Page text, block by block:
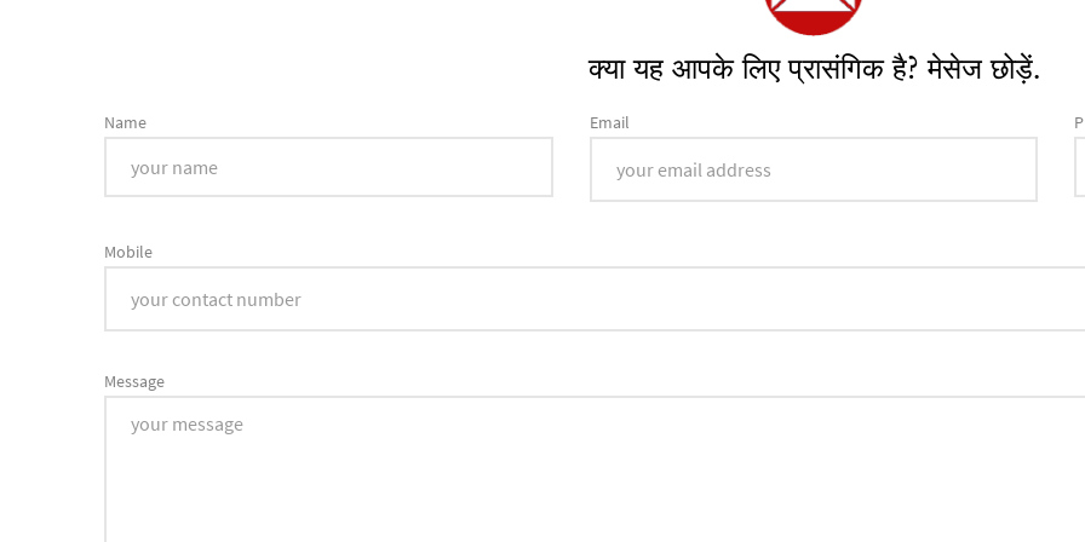
क्या यह आपके लिए प्रासंगिक है? मेसेज छोड़ें.
Name Email
Mobile
Message